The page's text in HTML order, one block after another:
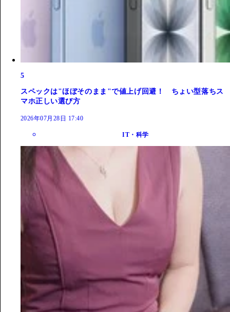
5
スペックは"ほぼそのまま"で値上げ回避！ ちょい型落ちス
マホ正しい選び方
2026年07月28日 17:40
IT・科学